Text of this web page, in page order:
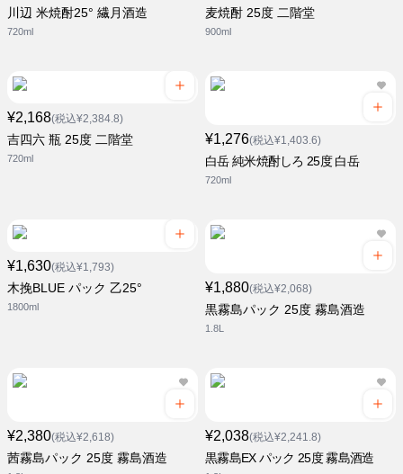
川辺 米焼酎25° 繊月酒造
720ml
麦焼酎 25度 二階堂
900ml
¥2,168(税込¥2,384.8)
吉四六 瓶 25度 二階堂
720ml
¥1,276(税込¥1,403.6)
白岳 純米焼酎しろ 25度 白岳
720ml
¥1,630(税込¥1,793)
木挽BLUE パック 乙25°
1800ml
¥1,880(税込¥2,068)
黒霧島パック 25度 霧島酒造
1.8L
¥2,380(税込¥2,618)
茜霧島パック 25度 霧島酒造
¥2,038(税込¥2,241.8)
黒霧島EX パック 25度 霧島酒造